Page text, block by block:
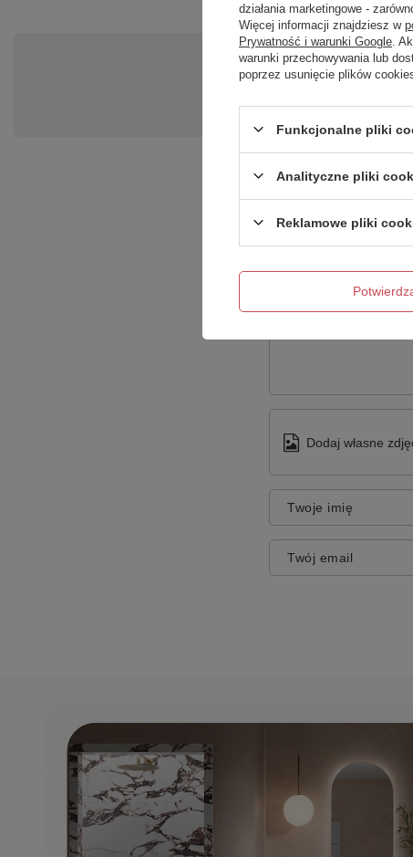
Dodaj własne
Twoje imię
Twój email
działania marketingowe -
Więcej informacji znajdziesz w
Prywatność i warunki Google .
warunki przechowywania lub
poprzez usunięcie plików
Funkcjonalne pliki
Analityczne pliki
Reklamowe pliki